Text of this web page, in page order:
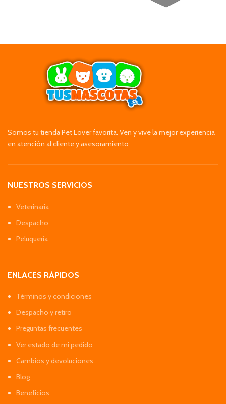
Somos tu tienda Pet Lover favorita. Ven y vive la mejor experiencia
en atención al cliente y asesoramiento
NUESTROS SERVICIOS
Veterinaria
Despacho
Peluquería
ENLACES RÁPIDOS
Términos y condiciones
Despacho y retiro
Preguntas frecuentes
Ver estado de mi pedido
Cambios y devoluciones
Blog
Beneficios